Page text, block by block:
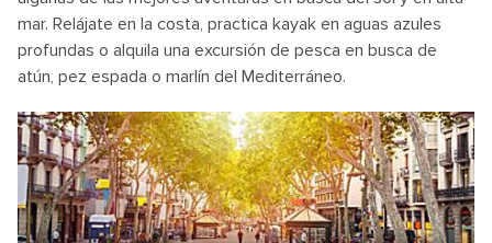
mar. Relájate en la costa, practica kayak en aguas azules
profundas o alquila una excursión de pesca en busca de
atún, pez espada o marlín del Mediterráneo.